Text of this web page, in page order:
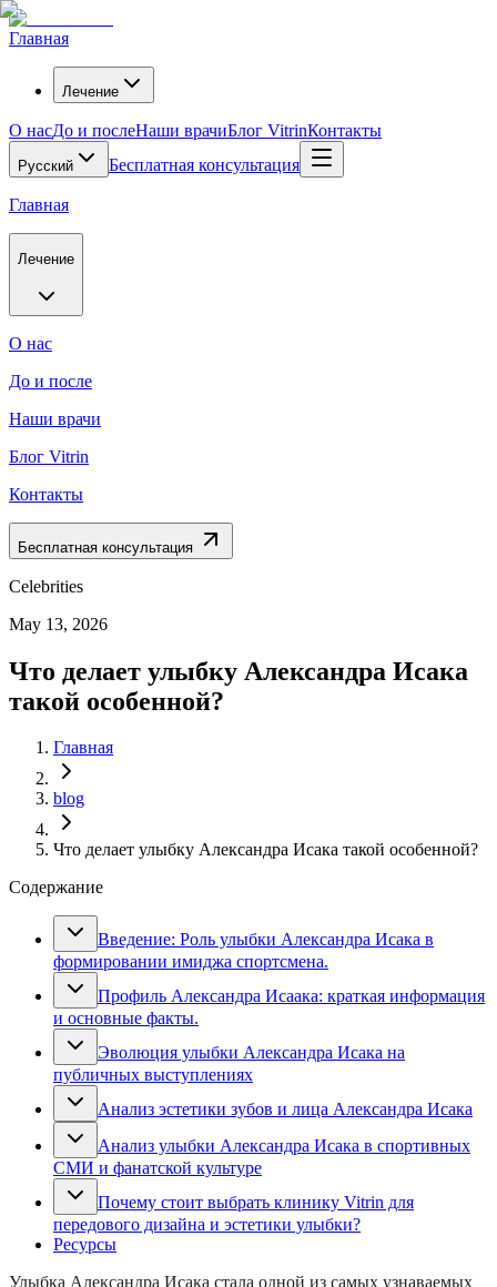
Главная
Лечение
О насДо и послеНаши врачиБлог VitrinКонтакты
Русский Бесплатная консультация
Главная
Лечение
О нас
До и после
Наши врачи
Блог Vitrin
Контакты
Бесплатная консультация
Celebrities
May 13, 2026
Что делает улыбку Александра Исака
такой особенной?
Главная
blog
Что делает улыбку Александра Исака такой особенной?
Содержание
Введение: Роль улыбки Александра Исака в
формировании имиджа спортсмена.
Профиль Александра Исаака: краткая информация
и основные факты.
Эволюция улыбки Александра Исака на
публичных выступлениях
Анализ эстетики зубов и лица Александра Исака
Анализ улыбки Александра Исака в спортивных
СМИ и фанатской культуре
Почему стоит выбрать клинику Vitrin для
передового дизайна и эстетики улыбки?
Ресурсы
Улыбка Александра Исака стала одной из самых узнаваемых